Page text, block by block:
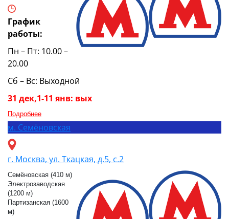
График
работы:
Пн – Пт: 10.00 –
20.00
Сб – Вс: Выходной
31 дек,1-11 янв: вых
Подробнее
м. Семёновская
г. Москва, ул. Ткацкая, д.5, с.2
Семёновская (410 м)
Электрозаводская
(1200 м)
Партизанская (1600
м)